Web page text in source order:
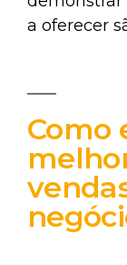
a oferecer
Como